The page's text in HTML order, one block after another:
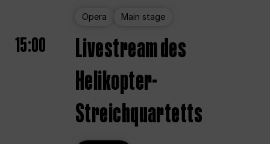
Opera Main stage
15:00
Livestream des
Helikopter-
Streichquartetts